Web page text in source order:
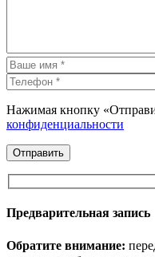
Нажимая кнопку
конфиденциальности
Предварительная запись
Обратите внимание: